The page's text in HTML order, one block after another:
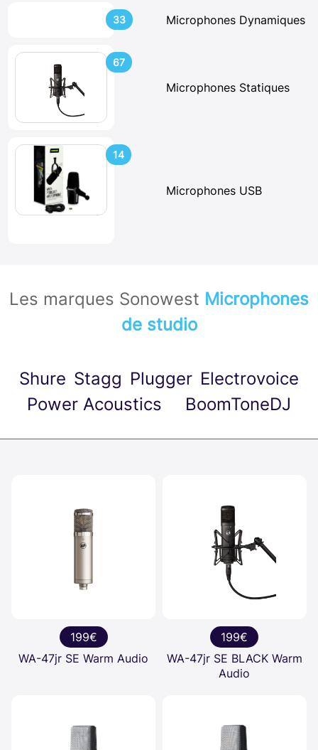
Microphones Dynamiques
33
Microphones Statiques
67
Microphones USB
14
Les marques Sonowest Microphones
de studio
Shure Stagg Plugger Electrovoice
Power Acoustics
BoomToneDJ
199€
WA-47jr SE Warm Audio
199€
WA-47jr SE BLACK Warm
Audio